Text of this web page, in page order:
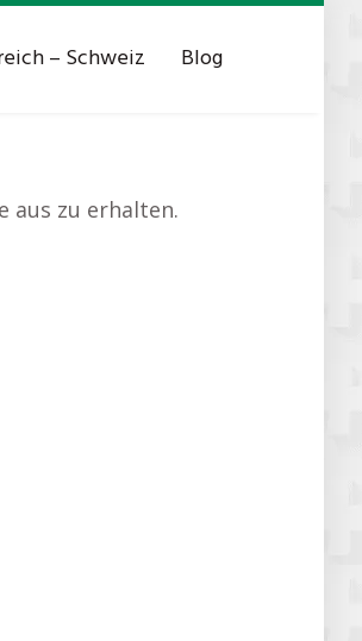
– Schweiz Blog
aus zu erhalten.